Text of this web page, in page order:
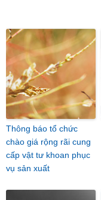
Thông báo tổ chức
chào giá rộng rãi cung
cấp vật tư khoan phục
vụ sản xuất